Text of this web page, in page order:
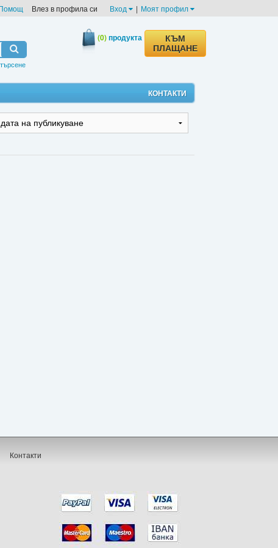
Влез в профила си Вход | Моят профил
(0)продукта
КЪМ
ПЛАЩАНЕ
КОНТАКТИ
Контакти